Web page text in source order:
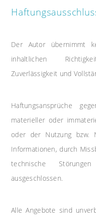
Der Autor übernimmt
inhaltlichen
Zuverlässigkeit und
Haftungsansprüche
materieller oder
oder der Nutzung bzw.
Informationen, durch
technische
ausgeschlossen.
Alle Angebote sind